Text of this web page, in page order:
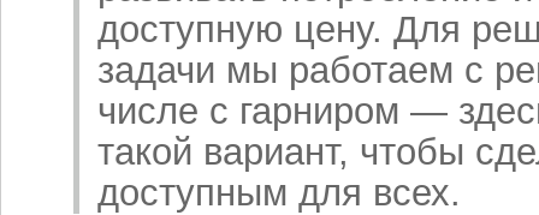
доступную цену. Для
задачи мы работаем с
числе с гарниром —
такой вариант, чтобы
доступным для всех.